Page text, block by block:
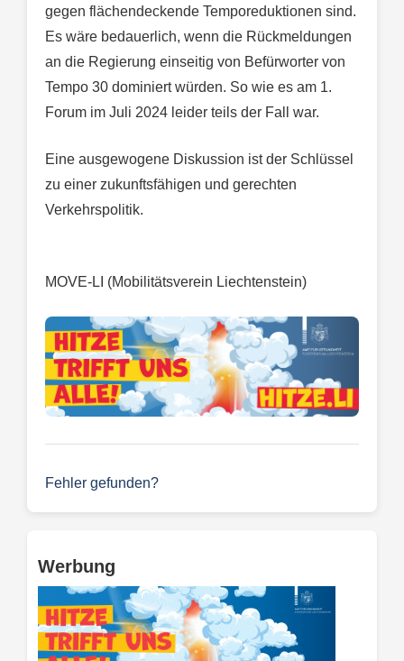
gegen flächendeckende Temporeduktionen sind.
Es wäre bedauerlich, wenn die Rückmeldungen
an die Regierung einseitig von Befürworter von
Tempo 30 dominiert würden. So wie es am 1.
Forum im Juli 2024 leider teils der Fall war.
Eine ausgewogene Diskussion ist der Schlüssel
zu einer zukunftsfähigen und gerechten
Verkehrspolitik.
MOVE-LI (Mobilitätsverein Liechtenstein)
Fehler gefunden?
Werbung